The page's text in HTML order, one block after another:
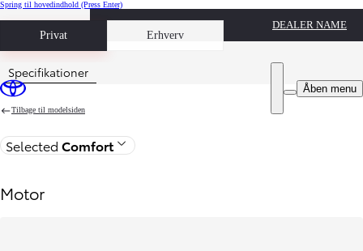
Spring til hovedindhold (Press Enter)
Privat Erhverv
Book prøvetur
DEALER NAME
Åben menu
Pris opdateret Prisen er Fra 311.900 kr. (ekskl. moms)
Specifikationer
Tilbage til modelsiden
Selected Comfort
Motor